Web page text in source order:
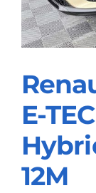
E-
12M